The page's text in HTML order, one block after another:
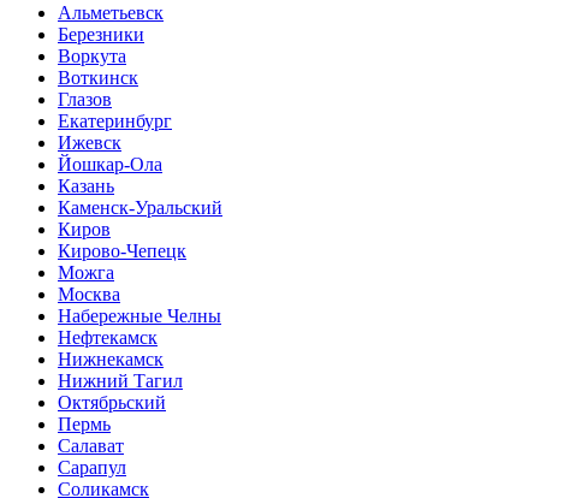
Альметьевск
Березники
Воркута
Воткинск
Глазов
Екатеринбург
Ижевск
Йошкар-Ола
Казань
Каменск-Уральский
Киров
Кирово-Чепецк
Можга
Москва
Набережные Челны
Нефтекамск
Нижнекамск
Нижний Тагил
Октябрьский
Пермь
Салават
Сарапул
Соликамск